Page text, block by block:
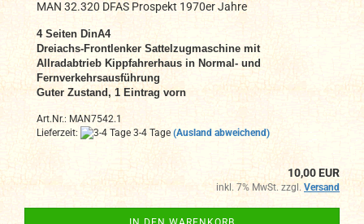
MAN 32.320 DFAS Prospekt 1970er Jahre
4 Seiten DinA4
Dreiachs-Frontlenker Sattelzugmaschine mit
Allradabtrieb Kippfahrerhaus in Normal- und
Fernverkehrsausführung
Guter Zustand, 1 Eintrag vorn
Art.Nr.: MAN7542.1
Lieferzeit:
3-4 Tage (Ausland abweichend)
10,00 EUR
inkl. 7% MwSt. zzgl. Versand